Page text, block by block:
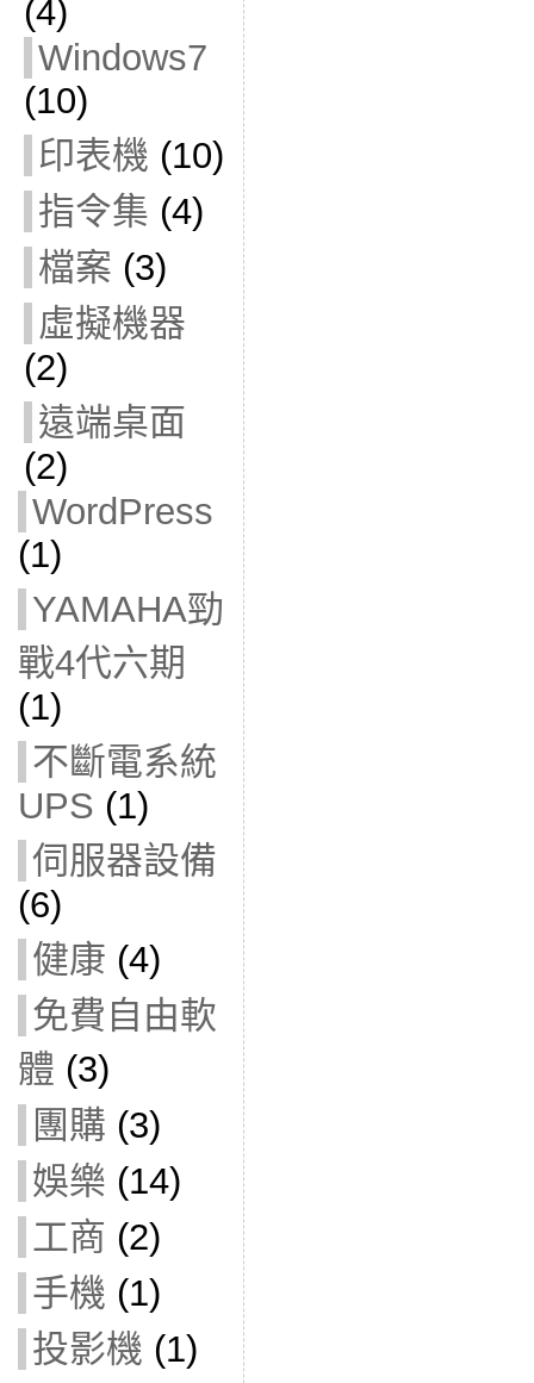
(4)
Windows7
(10)
印表機 (10)
指令集 (4)
檔案 (3)
虛擬機器
(2)
遠端桌面
(2)
WordPress
(1)
YAMAHA勁
戰4代六期
(1)
不斷電系統
UPS (1)
伺服器設備
(6)
健康 (4)
免費自由軟
體 (3)
團購 (3)
娛樂 (14)
工商 (2)
手機 (1)
投影機 (1)